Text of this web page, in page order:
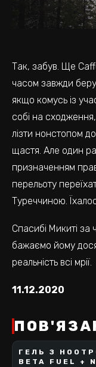
Так, забув. Ще
часом завжди
якщо комусь із
собі на
лізти нонстопом
щастя. Але один
призначенням
перельоту
Туреччиною.
Спасибі Микиті за
бажаємо йому
реальність всі мрії.
11.12.2020
SCIENCE IN SPORT
ГЕЛЬ З
BETA FUEL +